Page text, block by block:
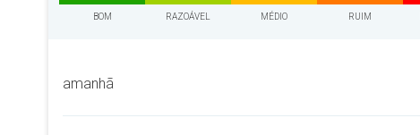
BOM RAZOÁVEL MÉDIO RUIM
amanhã